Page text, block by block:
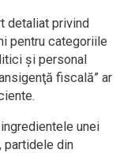
detaliat privind
pentru categoriile
şi personal
fiscală” ar
unei
partidele din